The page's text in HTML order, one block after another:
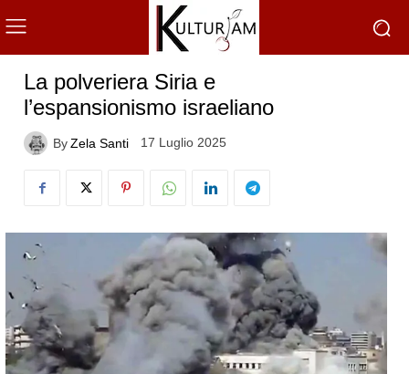
La polveriera Siria e
l’espansionismo israeliano
ByZela Santi 17 Luglio 2025